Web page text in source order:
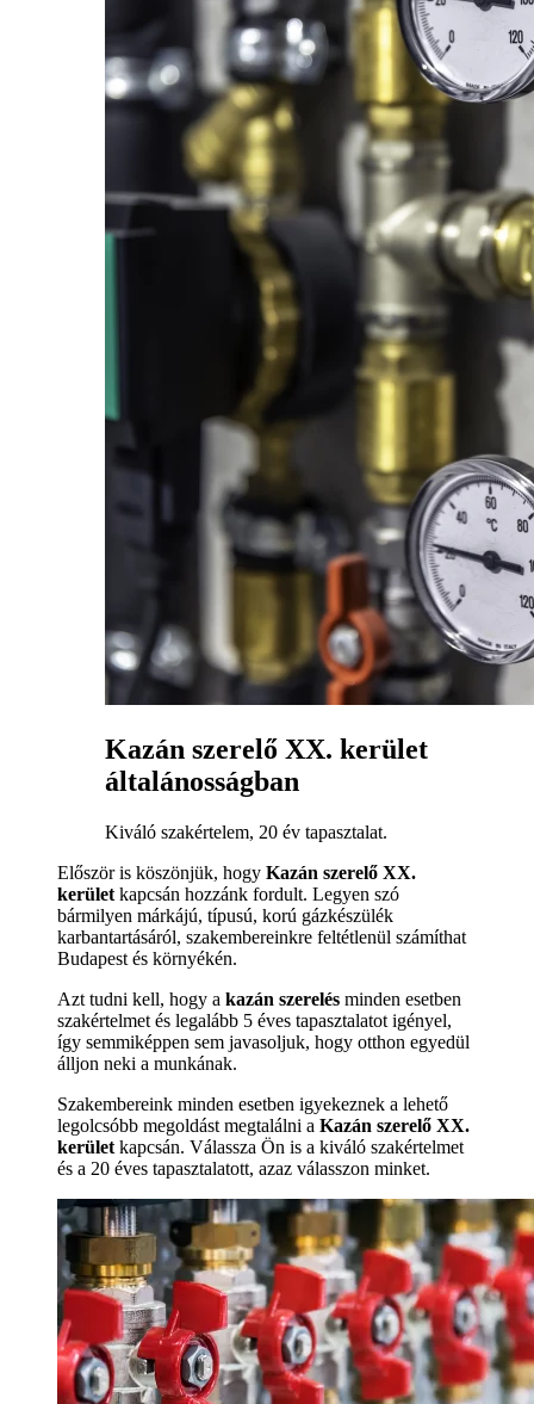
Kazán szerelő XX. kerület
általánosságban
Kiváló szakértelem, 20 év tapasztalat.
Először is köszönjük, hogy Kazán szerelő XX.
kerület kapcsán hozzánk fordult. Legyen szó
bármilyen márkájú, típusú, korú gázkészülék
karbantartásáról, szakembereinkre feltétlenül számíthat
Budapest és környékén.
Azt tudni kell, hogy a kazán szerelés minden esetben
szakértelmet és legalább 5 éves tapasztalatot igényel,
így semmiképpen sem javasoljuk, hogy otthon egyedül
álljon neki a munkának.
Szakembereink minden esetben igyekeznek a lehető
legolcsóbb megoldást megtalálni a Kazán szerelő XX.
kerület kapcsán. Válassza Ön is a kiváló szakértelmet
és a 20 éves tapasztalatott, azaz válasszon minket.